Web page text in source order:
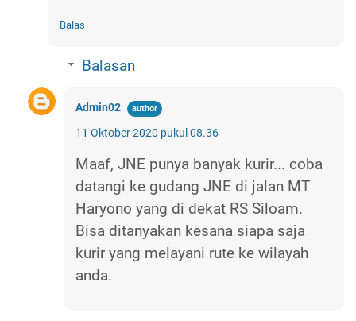
Balas
Balasan
Admin02
11 Oktober 2020 pukul 08.36
Maaf, JNE punya banyak kurir... coba
datangi ke gudang JNE di jalan MT
Haryono yang di dekat RS Siloam.
Bisa ditanyakan kesana siapa saja
kurir yang melayani rute ke wilayah
anda.